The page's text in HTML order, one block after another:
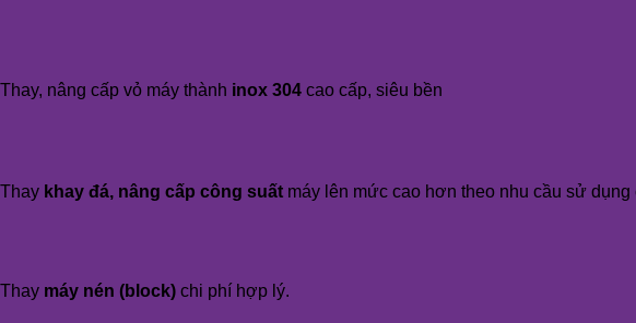
Thay, nâng cấp vỏ máy thành inox 304 cao cấp, siêu bền
Thay khay đá, nâng cấp công suất máy lên mức cao hơn theo nhu cầu sử dụng
Thay máy nén (block) chi phí hợp lý.